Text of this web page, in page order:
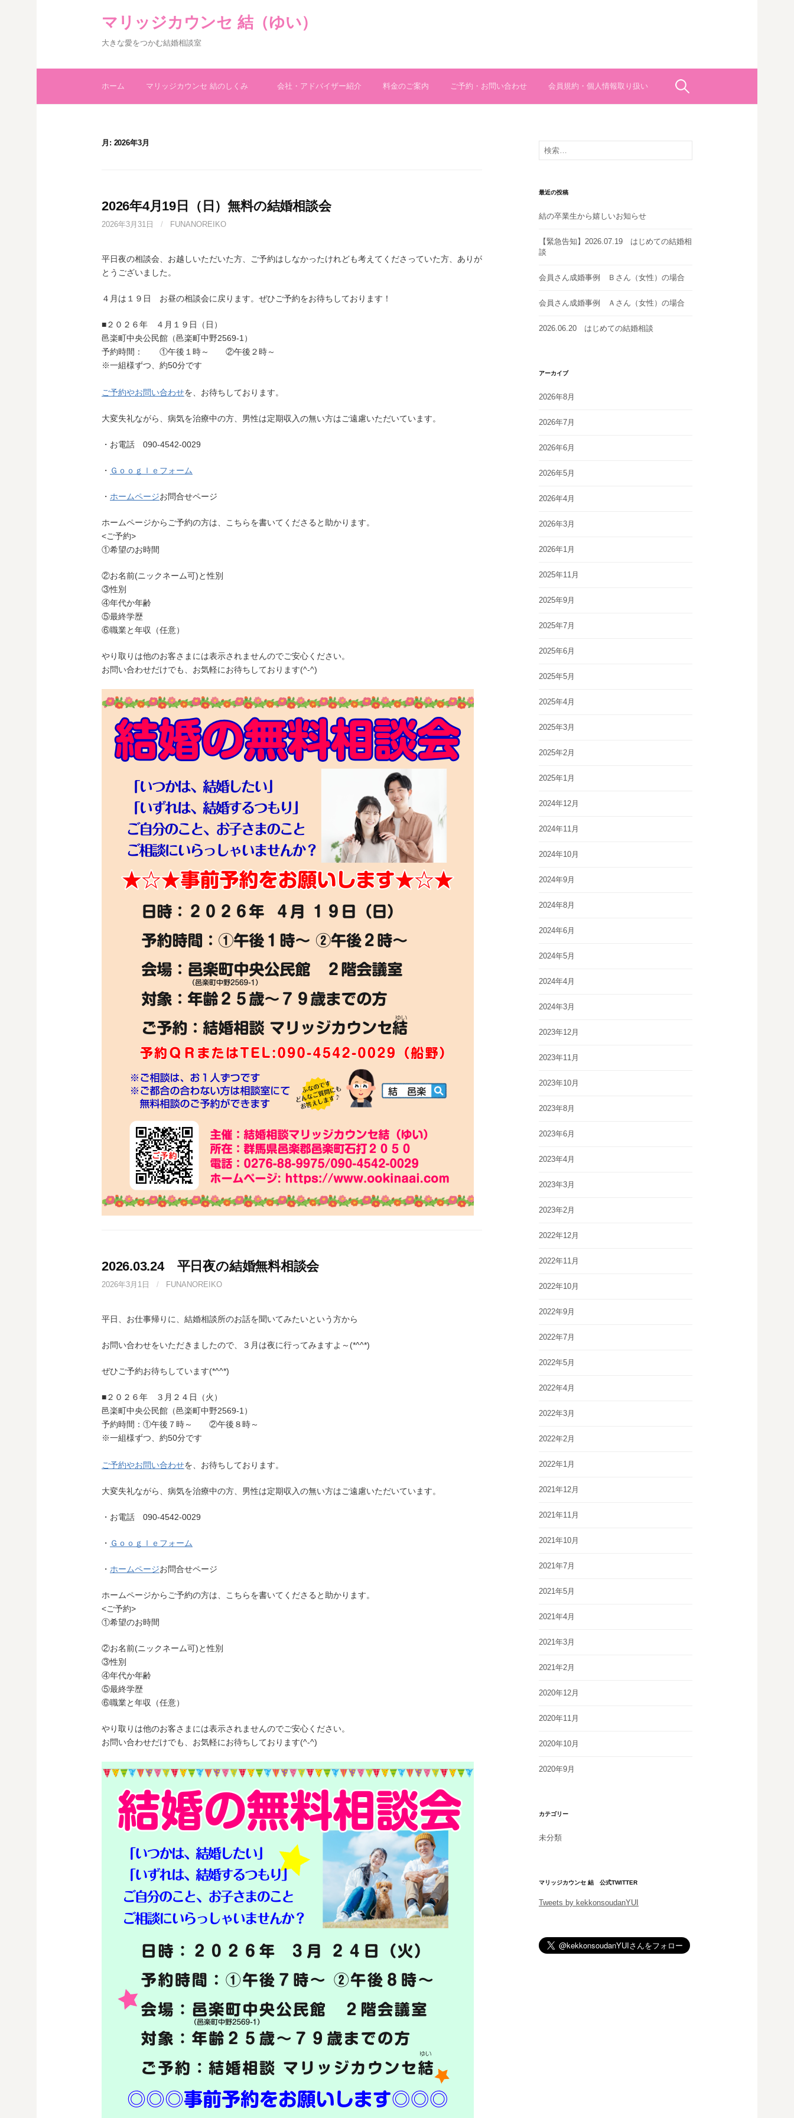
マリッジカウンセ 結（ゆい）
大きな愛をつかむ結婚相談室
ホーム マリッジカウンセ 結のしくみ 会社・アドバイザー紹介 料金のご案内 ご予約・お問い合わせ 会員規約・個人情報取り扱い 検
月: 2026年3月
2026年4月19日（日）無料の結婚相談会
2026年3月31日 / FUNANOREIKO
平日夜の相談会、お越しいただいた方、ご予約はしなかったけれども考えてくださっていた方、ありが
とうございました。
４月は１９日 お昼の相談会に戻ります。ぜひご予約をお待ちしております！
■２０２６年 ４月１９日（日）
邑楽町中央公民館（邑楽町中野2569-1）
予約時間： ①午後１時～ ②午後２時～
※一組様ずつ、約50分です
ご予約やお問い合わせを、お待ちしております。
大変失礼ながら、病気を治療中の方、男性は定期収入の無い方はご遠慮いただいています。
・お電話 090-4542-0029
・ Ｇｏｏｇｌｅフォーム
・ ホームページお問合せページ
ホームページからご予約の方は、こちらを書いてくださると助かります。
<ご予約>
①希望のお時間
②お名前(ニックネーム可)と性別
③性別
④年代か年齢
⑤最終学歴
⑥職業と年収（任意）
やり取りは他のお客さまには表示されませんのでご安心ください。
お問い合わせだけでも、お気軽にお待ちしております(^-^)
2026.03.24 平日夜の結婚無料相談会
2026年3月1日 / FUNANOREIKO
平日、お仕事帰りに、結婚相談所のお話を聞いてみたいという方から
お問い合わせをいただきましたので、３月は夜に行ってみますよ～(*^^*)
ぜひご予約お待ちしています(*^^*)
■２０２６年 ３月２４日（火）
邑楽町中央公民館（邑楽町中野2569-1）
予約時間：①午後７時～ ②午後８時～
※一組様ずつ、約50分です
ご予約やお問い合わせを、お待ちしております。
大変失礼ながら、病気を治療中の方、男性は定期収入の無い方はご遠慮いただいています。
・お電話 090-4542-0029
・ Ｇｏｏｇｌｅフォーム
・ ホームページお問合せページ
ホームページからご予約の方は、こちらを書いてくださると助かります。
<ご予約>
①希望のお時間
②お名前(ニックネーム可)と性別
③性別
④年代か年齢
⑤最終学歴
⑥職業と年収（任意）
やり取りは他のお客さまには表示されませんのでご安心ください。
お問い合わせだけでも、お気軽にお待ちしております(^-^)
検
索:
最近の投稿
結の卒業生から嬉しいお知らせ
【緊急告知】2026.07.19 はじめての結婚相
談
会員さん成婚事例 Ｂさん（女性）の場合
会員さん成婚事例 Ａさん（女性）の場合
2026.06.20 はじめての結婚相談
アーカイブ
2026年8月
2026年7月
2026年6月
2026年5月
2026年4月
2026年3月
2026年1月
2025年11月
2025年9月
2025年7月
2025年6月
2025年5月
2025年4月
2025年3月
2025年2月
2025年1月
2024年12月
2024年11月
2024年10月
2024年9月
2024年8月
2024年6月
2024年5月
2024年4月
2024年3月
2023年12月
2023年11月
2023年10月
2023年8月
2023年6月
2023年4月
2023年3月
2023年2月
2022年12月
2022年11月
2022年10月
2022年9月
2022年7月
2022年5月
2022年4月
2022年3月
2022年2月
2022年1月
2021年12月
2021年11月
2021年10月
2021年7月
2021年5月
2021年4月
2021年3月
2021年2月
2020年12月
2020年11月
2020年10月
2020年9月
カテゴリー
未分類
マリッジカウンセ 結 公式TWITTER
Tweets by kekkonsoudanYUI